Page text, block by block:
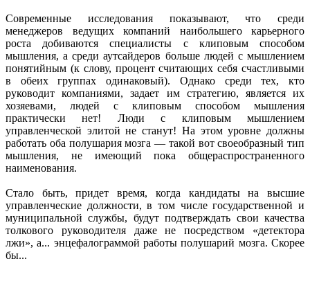
Современные исследования показывают, что среди
менеджеров ведущих компаний наибольшего карьерного
роста добиваются специалисты с клиповым способом
мышления, а среди аутсайдеров больше людей с мышлением
понятийным (к слову, процент считающих себя счастливыми
в обеих группах одинаковый). Однако среди тех, кто
руководит компаниями, задает им стратегию, является их
хозяевами, людей с клиповым способом мышления
практически нет! Люди с клиповым мышлением
управленческой элитой не станут! На этом уровне должны
работать оба полушария мозга — такой вот своеобразный тип
мышления, не имеющий пока общераспространенного
наименования.
Стало быть, придет время, когда кандидаты на высшие
управленческие должности, в том числе государственной и
муниципальной службы, будут подтверждать свои качества
толкового руководителя даже не посредством «детектора
лжи», а... энцефалограммой работы полушарий мозга. Скорее
бы...